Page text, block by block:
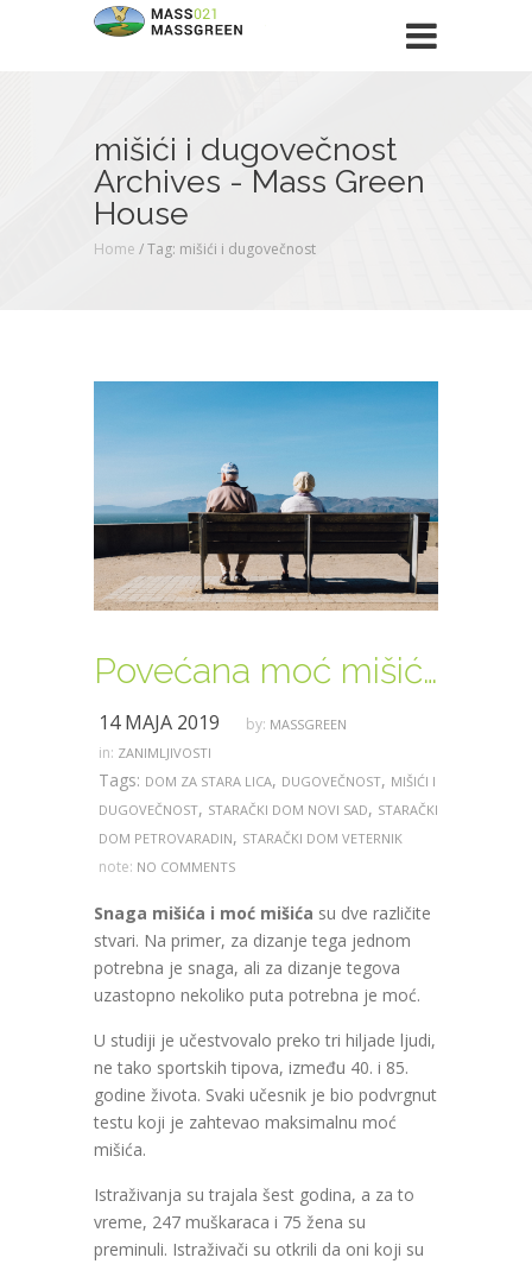
mišići i dugovečnost
Archives - Mass Green
House
Home /Tag: mišići i dugovečnost
Povećana moć mišića produžava život?
14 МАЈА 2019 by: MASSGREEN
in: ZANIMLJIVOSTI
Tags: DOM ZA STARA LICA, DUGOVEČNOST, MIŠIĆI I
DUGOVEČNOST, STARAČKI DOM NOVI SAD, STARAČKI
DOM PETROVARADIN, STARAČKI DOM VETERNIK
note: NO COMMENTS
Snaga mišića i moć mišića su dve različite
stvari. Na primer, za dizanje tega jednom
potrebna je snaga, ali za dizanje tegova
uzastopno nekoliko puta potrebna je moć.
U studiji je učestvovalo preko tri hiljade ljudi,
ne tako sportskih tipova, između 40. i 85.
godine života. Svaki učesnik je bio podvrgnut
testu koji je zahtevao maksimalnu moć
mišića.
Istraživanja su trajala šest godina, a za to
vreme, 247 muškaraca i 75 žena su
preminuli. Istraživači su otkrili da oni koji su